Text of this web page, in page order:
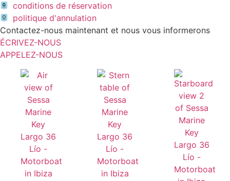
conditions de réservation
politique d'annulation
Contactez-nous maintenant et nous vous informerons
ÉCRIVEZ-NOUS
APPELEZ-NOUS